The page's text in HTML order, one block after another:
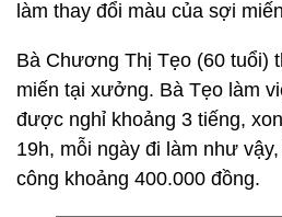
làm thay đổi màu của sợi
Bà Chương Thị Tẹo (60 tuổi)
miến tại xưởng. Bà Tẹo làm
được nghỉ khoảng 3 tiếng,
19h, mỗi ngày đi làm như
công khoảng 400.000 đồng.